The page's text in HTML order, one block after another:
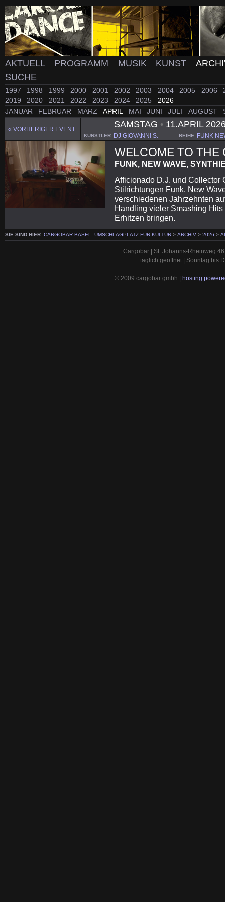
AKTUELL PROGRAMM MUSIK KUNST
SUCHE
1997 1998 1999 2000 2001 2002 2003 2004 2005 2006
2019
2020 2021 2022 2023 2024 2025
2026
JANUAR
FEBRUAR MÄRZ APRIL MAI JUNI JULI AUGUST
« VORHERIGER EVENT
SAMSTAG •11.APRIL
KÜNSTLER DJ GIOVANNI S. REIHE FUNK
WELCOME TO THE
FUNK, NEW WAVE,
Afficionado D.J. und Collector
Stilrichtungen Funk, New
verschiedenen Jahrzehnten
Handling vieler Smashing
Erhitzen bringen.
SIE SIND HIER: CARGOBAR BASEL, UMSCHLAGPLATZ FÜR KULTUR > ARCHIV > 2026 >
Cargobar | St. Johanns-Rheinweg
täglich geöffnet | Sonntag bis
© 2009 cargobar gmbh | hosting